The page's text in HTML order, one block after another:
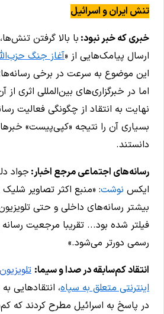
تنش ایران و اسرائیل
خبری که خبر نبود: با بالا گرفتن تنش‌ها،
ارسال پیامک‌هایی از «آغاز جنگ
این موضوع به سرعت در برخی
اما در خبرگزاری‌های بین‌المللی اثری
نهایت به انتقاد از چگونگی فعالیت
بسیاری آن را نتیجه «کپی‌پیست»
دانستند.
رسانه‌های اجتماعی مرجع اخبار: جواد
ایکس نوشت: «منبع اکثر تصاویر
بیشتر رسانه‌های داخلی و حتی
فیلتر شده بود... تقریبا مرجعیت رسانه
رسمی دورتر می‌شود.»
انتقاد کم‌سابقه در صدا و سیما:
اینترنتی متعلق به سپاه، انتقادهایی
در پاسخ به اسرائیل مطرح کردند که